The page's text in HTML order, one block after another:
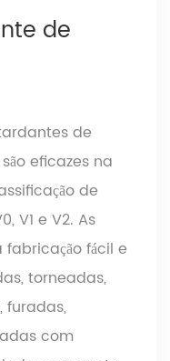
de
de
eficazes na
de
V1 e V2. As
fácil e
torneadas,
furadas,
com